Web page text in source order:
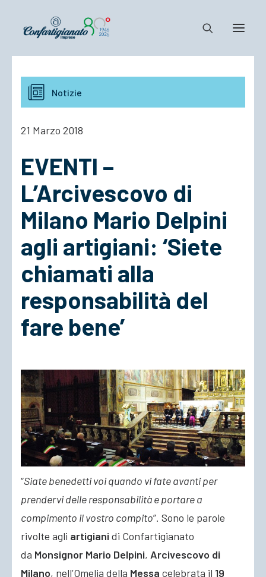
Notizie e Documenti
Confartigianato
Cosa Facciamo
ACCEDI
Notizie
21 Marzo 2018
EVENTI –
L’Arcivescovo di
Milano Mario Delpini
agli artigiani: ‘Siete
chiamati alla
responsabilità del
fare bene’
“Siate benedetti voi quando vi fate avanti per
prendervi delle responsabilità e portare a
compimento il vostro compito”. Sono le parole
rivolte agli artigiani di Confartigianato
da Monsignor Mario Delpini, Arcivescovo di
Milano, nell’Omelia della Messa celebrata il 19